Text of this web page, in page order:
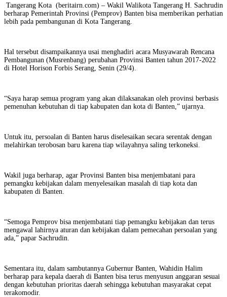
‌‌‌‌‌‌ Tangerang Kota (beritairn.com) – Wakil Walikota Tangerang H. Sachrudin
berharap Pemerintah Provinsi (Pemprov) Banten bisa memberikan perhatian
lebih pada pembangunan di Kota Tangerang.
Hal tersebut disampaikannya usai menghadiri acara Musyawarah Rencana
Pembangunan (Musrenbang) perubahan Provinsi Banten tahun 2017-2022
di Hotel Horison Forbis Serang, Senin (29/4).
“Saya harap semua program yang akan dilaksanakan oleh provinsi berbasis
pemenuhan kebutuhan di tiap kabupaten dan kota di Banten,” ujarnya.
Untuk itu, persoalan di Banten harus diselesaikan secara serentak dengan
melahirkan terobosan baru karena tiap wilayahnya saling terkoneksi.
Wakil juga berharap, agar Provinsi Banten bisa menjembatani para
pemangku kebijakan dalam menyelesaikan masalah di tiap kota dan
kabupaten di Banten.
“Semoga Pemprov bisa menjembatani tiap pemangku kebijakan dan terus
mengawal lahirnya aturan dan kebijakan dalam pemecahan persoalan yang
ada,” papar Sachrudin.
Sementara itu, dalam sambutannya Gubernur Banten, Wahidin Halim
berharap para kepala daerah di Banten bisa terus menyusun anggaran sesuai
dengan kebutuhan prioritas daerah sehingga kebutuhan masyarakat cepat
terakomodir.